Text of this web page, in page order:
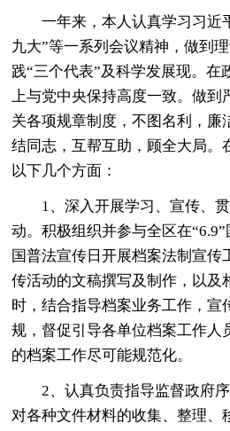
一年来，本人认真学习习近
九大”等一系列会议精神，做到
践“三个代表”及科学发展现。在
上与党中央保持高度一致。做到
关各项规章制度，不图名利，廉
结同志，互帮互助，顾全大局。
以下几个方面：
1、深入开展学习、宣传、
动。积极组织并参与全区在
国普法宣传日开展档案法制宣传
传活动的文稿撰写及制作，以及
时，结合指导档案业务工作，宣
规，督促引导各单位档案工作人
的档案工作尽可能规范化。
2、认真负责指导监督政府
对各种文件材料的收集、整理、